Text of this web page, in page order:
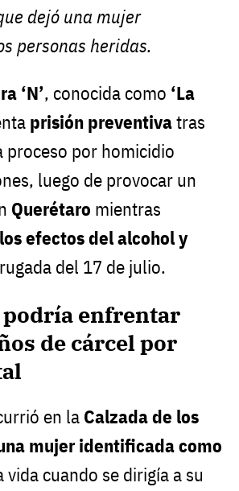
dejó una mujer
personas heridas.
‘N’, conocida como ‘La
prisión preventivatras
proceso por homicidio
luego de provocar un
Querétaro mientras
los efectos del alcohol y
del 17 de julio.
podría enfrentar
de cárcel por
en la Calzada de los
mujer identificada como
cuando se dirigía a su